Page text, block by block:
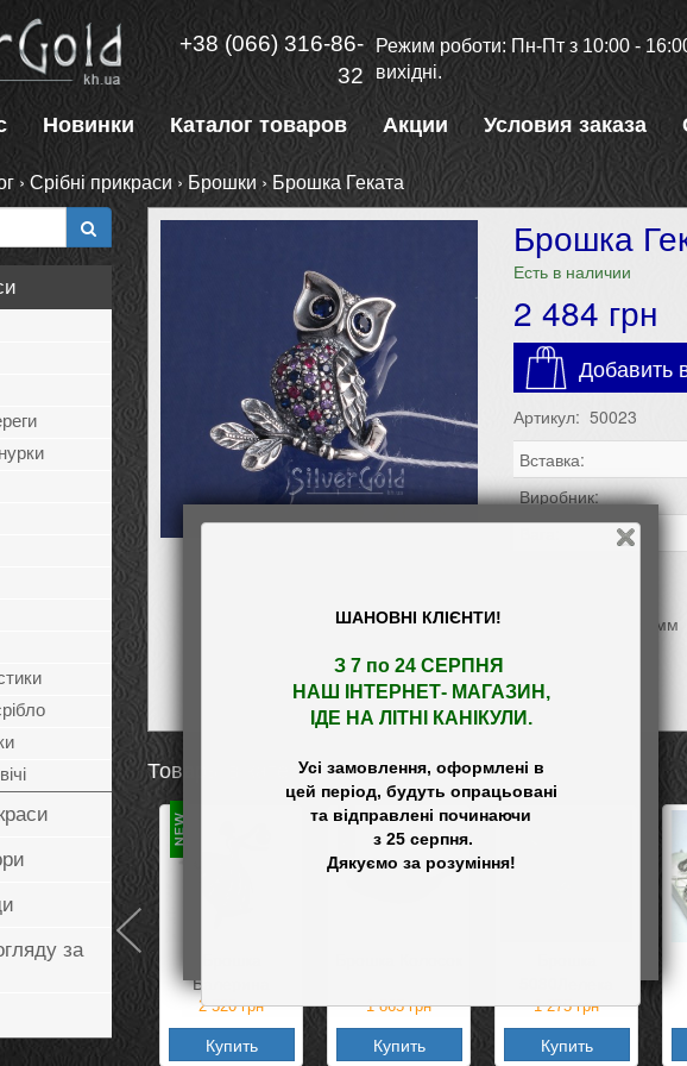
ШАНОВНІ КЛІЄНТИ!
З 7 по 24 СЕРПНЯ
НАШ
ІНТЕРНЕТ- МАГАЗИН ,
ІДЕ НА ЛІТНІ КАНІКУЛИ.
Усі замовлення, оформлені в
цей період, будуть опрацьовані
та відправлені починаючи
+38 (066) 316-86-
32
Режим роботи: Пн-Пт з 10:00 -
вихідні.
Новинки Каталог товаров Акции Условия заказа
› Срібні прикраси ›Брошки ›Брошка Геката
за
Брошка
Есть в наличии
2 484 грн
Добавить
Артикул: 50023
Вставка:
Виробник:
Висота брошки 31мм
Товары в категории «Брошки»
Брошка Силует
Купить
Балерина
2 520грн
Купить
1 865грн
Купить
1 275грн
Купить